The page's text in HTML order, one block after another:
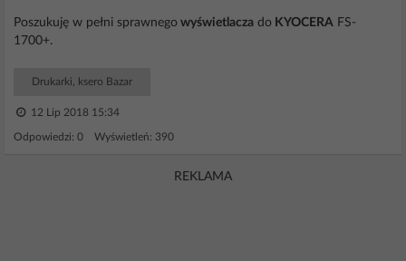
Poszukuję w pełni sprawnego wyświetlacza do KYOCERA FS-
1700+.
Drukarki, ksero Bazar
12 Lip 2018 15:34
Odpowiedzi: 0 Wyświetleń: 390
REKLAMA